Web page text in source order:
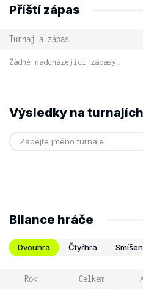
Příští zápas
Turnaj a zápas
Žádné nadcházející zápasy.
Výsledky na turnajích
Bilance hráče
Dvouhra Čtyřhra
Rok Celkem